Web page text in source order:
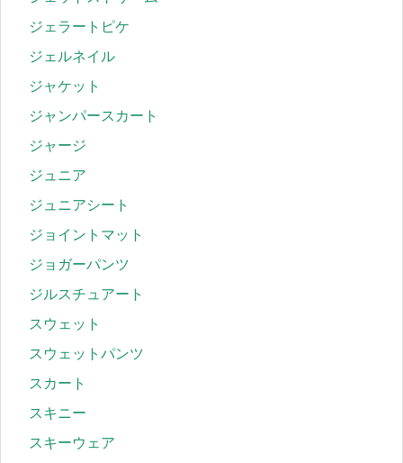
ジェラートピケ
ジェルネイル
ジャケット
ジャンパースカート
ジャージ
ジュニア
ジュニアシート
ジョイントマット
ジョガーパンツ
ジルスチュアート
スウェット
スウェットパンツ
スカート
スキニー
スキーウェア